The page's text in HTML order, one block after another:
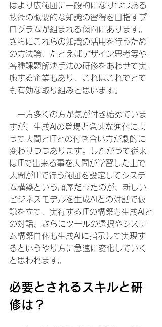
はより広範囲に一般的になりつつある
技術の概要的な知識の習得を目指すプ
ログラムが組まれる傾向にあります。
さらにこれらの知識の活用を行うため
の方法論、たとえばデザイン思考等や
各種課題解決手法の研修をあわせて実
施する企業もあり、これはこれでとて
も有効な取り組みと思います。
一方多くの方が気が付き始めていま
すが、生成AIの登場と急速な進化によ
って人間とITとの付き合い方が劇的に
変わりつつあります。したがって従来
はITで出来る事を人間が学習した上で
人間がITで行う範囲を設定してシステ
ム構築という順序だったのが、新しい
ビジネスモデルを生成AIとの対話で仮
説を立て、実行するITの構築も生成AIと
の対話、さらにツールの選択やシステ
ム構築自体も生成AIに指示して実現す
るというやり方に急速に変化していく
と思われます。
必要とされるスキルと研
修は？